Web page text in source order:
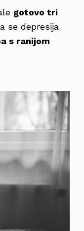
gotovo tri
se depresija
s ranijom